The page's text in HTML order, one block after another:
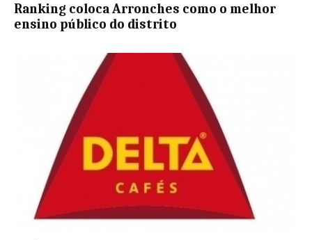
Ranking coloca Arronches como o melhor
ensino público do distrito